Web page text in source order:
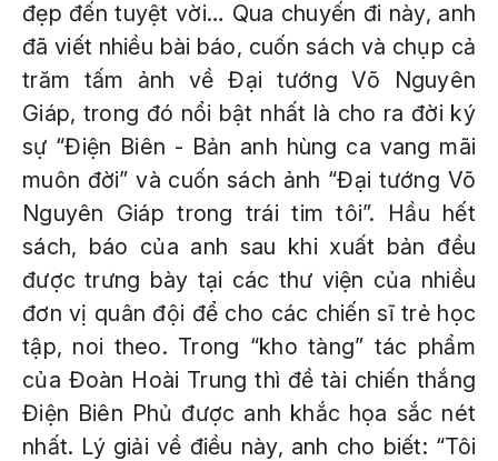
đẹp đến tuyệt vời… Qua chuyến đi này, anh
đã viết nhiều bài báo, cuốn sách và chụp cả
trăm tấm ảnh về Đại tướng Võ Nguyên
Giáp, trong đó nổi bật nhất là cho ra đời ký
sự “Điện Biên - Bản anh hùng ca vang mãi
muôn đời” và cuốn sách ảnh “Đại tướng Võ
Nguyên Giáp trong trái tim tôi”. Hầu hết
sách, báo của anh sau khi xuất bản đều
được trưng bày tại các thư viện của nhiều
đơn vị quân đội để cho các chiến sĩ trẻ học
tập, noi theo. Trong “kho tàng” tác phẩm
của Đoàn Hoài Trung thì đề tài chiến thắng
Điện Biên Phủ được anh khắc họa sắc nét
nhất. Lý giải về điều này, anh cho biết: “Tôi